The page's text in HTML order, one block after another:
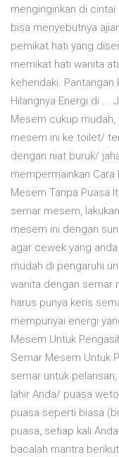
menginginkan di
bisa menyebutnya
pemikat hati yang
memikat hati wanita
kehendaki.
Hilangnya Energi di ...
Mesem cukup
mesem ini ke toilet/
dengan niat buruk/
mempermainkan
Mesem Tanpa Puasa
semar mesem,
mesem ini dengan
agar cewek yang
mudah di
wanita dengan semar
harus punya keris
mempunyai energi
Mesem Untuk
Semar Mesem Untuk
semar untuk
lahir Anda/ puasa
puasa seperti biasa
puasa, setiap kali
bacalah mantra